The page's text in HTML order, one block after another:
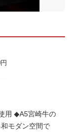
用 ◆A5宮崎牛の
モダン空間で